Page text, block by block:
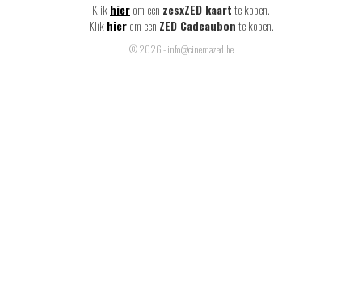
Klikhierom een zesxZED kaartte kopen.
Klik hier om een ZED Cadeaubonte kopen.
© 2026 - info@cinemazed.be